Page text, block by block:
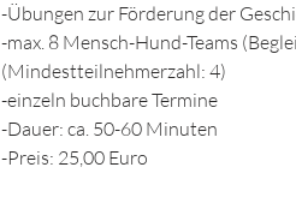
-Übungen zur Förderung der
-max. 8 Mensch-Hund-Teams
(Mindestteilnehmerzahl: 4)
-einzeln buchbare Termine
-Dauer: ca. 50-60 Minuten
-Preis: 25,00 Euro